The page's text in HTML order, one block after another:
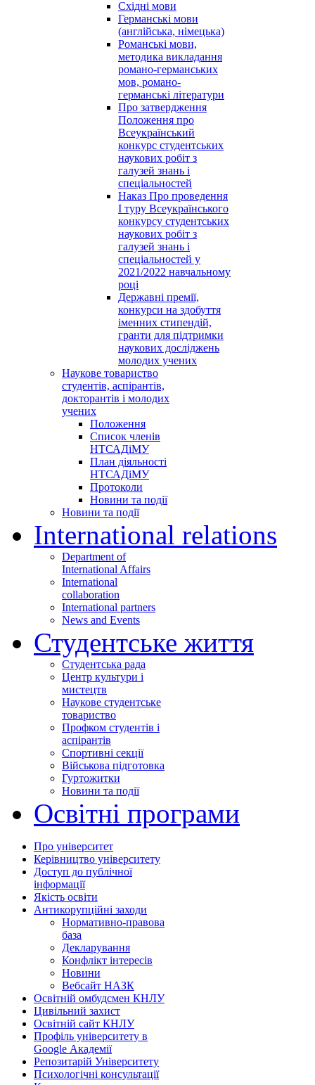
Східні мови
Германські мови
(англійська, німецька)
Романські мови,
методика викладання
романо-германських
мов, романо-
германські літератури
Про затвердження
Положення про
Всеукраїнський
конкурс студентських
наукових робіт з
галузей знань і
спеціальностей
Наказ Про проведення
І туру Всеукраїнського
конкурсу студентських
наукових робіт з
галузей знань і
спеціальностей у
2021/2022 навчальному
році
Державні премії,
конкурси на здобуття
іменних стипендій,
гранти для підтримки
наукових досліджень
молодих учених
Наукове товариство
студентів, аспірантів,
докторантів і молодих
учених
Положення
Список членів
НТСАДіМУ
План діяльності
НТСАДіМУ
Протоколи
Новини та події
Новини та події
International relations
Department of
International Affairs
International
collaboration
International partners
News and Events
Студентське життя
Студентська рада
Центр культури і
мистецтв
Наукове студентське
товариство
Профком студентів і
аспірантів
Спортивні секції
Військова підготовка
Гуртожитки
Новини та події
Освітні програми
Про університет
Керівництво університету
Доступ до публічної
інформації
Якість освіти
Антикорупційні заходи
Нормативно-правова
база
Декларування
Конфлікт інтересів
Новини
Вебсайт НАЗК
Освітній омбудсмен КНЛУ
Цивільний захист
Освітній сайт КНЛУ
Профіль університету в
Google Академії
Репозитарій Університету
Психологічні консультації